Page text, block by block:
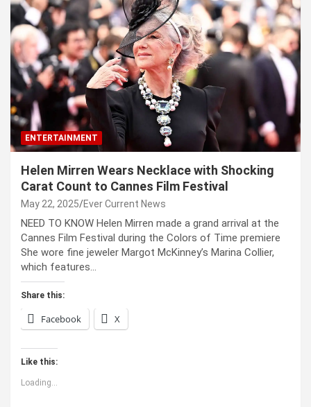
ENTERTAINMENT
Helen Mirren Wears Necklace with Shocking
Carat Count to Cannes Film Festival
May 22, 2025 Ever Current News
NEED TO KNOW Helen Mirren made a grand arrival at the
Cannes Film Festival during the Colors of Time premiere
She wore fine jeweler Margot McKinney’s Marina Collier,
which features…
Share this:
Facebook X
Like this:
Loading...